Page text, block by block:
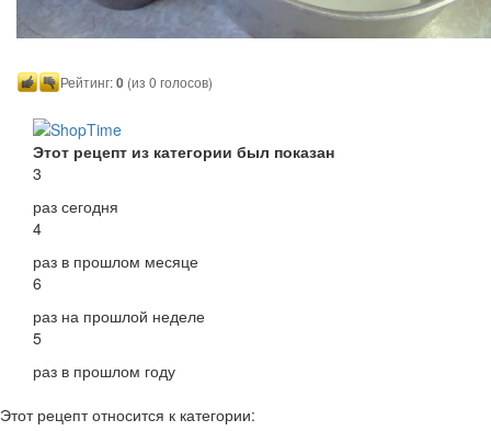
Рейтинг:0 (из 0 голосов)
Этот рецепт из категории был показан
3
раз сегодня
4
раз в прошлом месяце
6
раз на прошлой неделе
5
раз в прошлом году
Этот рецепт относится к категории: